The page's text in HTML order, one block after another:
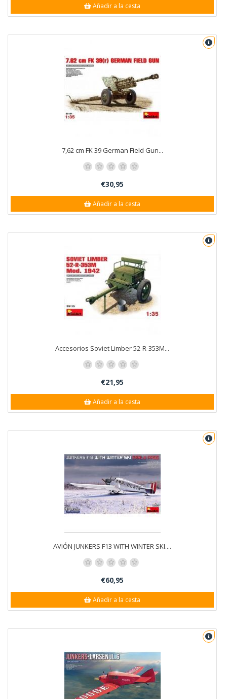
Añadir a la cesta
7,62 cm FK 39 German Field Gun...
€30,95
Añadir a la cesta
Accesorios Soviet Limber 52-R-353M...
€21,95
Añadir a la cesta
AVIÓN JUNKERS F13 WITH WINTER SKI....
€60,95
Añadir a la cesta